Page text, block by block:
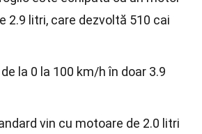
2.9 litri, care dezvoltă 510 cai
la 0 la 100 km/h în doar 3.9
vin cu motoare de 2.0 litri